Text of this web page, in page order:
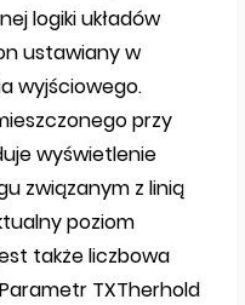
logiki układów
ustawiany w
wyjściowego.
przy
wyświetlenie
związanym z linią
poziom
także liczbowa
TXTherhold